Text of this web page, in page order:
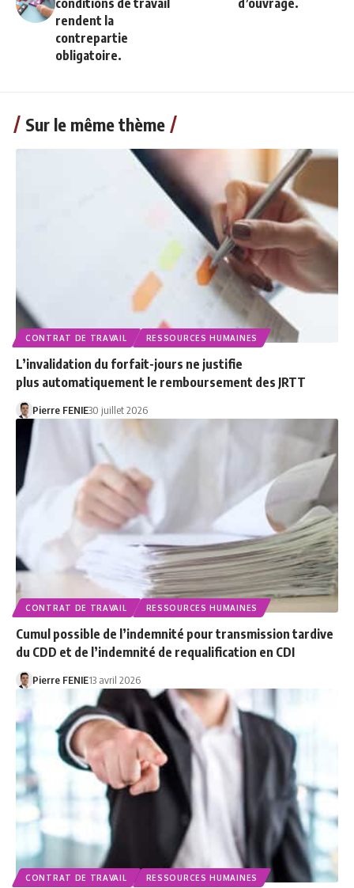
conditions de travail
rendent la
contrepartie
obligatoire.
d’ouvrage.
Sur le même thème
CONTRAT DE TRAVAIL RESSOURCES HUMAINES
L’invalidation du forfait-jours ne justifie
plus automatiquement le remboursement des JRTT
Pierre FENIE30 juillet 2026
CONTRAT DE TRAVAIL RESSOURCES HUMAINES
Cumul possible de l’indemnité pour transmission tardive
du CDD et de l’indemnité de requalification en CDI
Pierre FENIE13 avril 2026
CONTRAT DE TRAVAIL RESSOURCES HUMAINES